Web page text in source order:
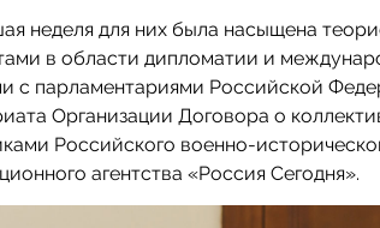
неделя для них была насыщена
в области дипломатии и
с парламентариями Российской
Организации Договора о
Российского военно-
агентства «Россия Сегодня».